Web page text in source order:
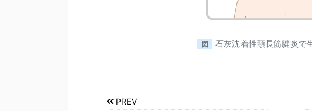
図 石灰沈着性頸長筋腱炎で
PREV